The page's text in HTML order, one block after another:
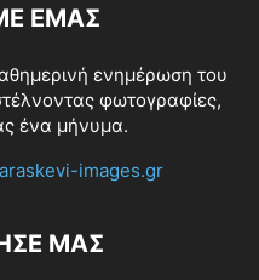
ΕΜΆΣ
ενημέρωση του
φωτογραφίες,
ένα μήνυμα.
images.gr
ΜΑΣ